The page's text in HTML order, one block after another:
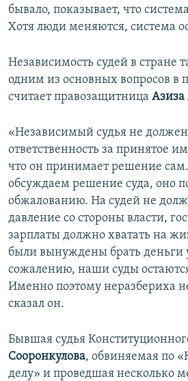
бывало, показывает, что
Хотя люди меняются, система
Независимость судей в стране
одним из основных вопросов в
считает правозащитница Азиза
«Независимый судья не
ответственность за принятое
что он принимает решение
обсуждаем решение суда, оно
обжалованию. На судей не
давление со стороны власти,
зарплаты должно хватать на
были вынуждены брать деньги
сожалению, наши суды
Именно поэтому неразбериха
сказал он.
Бывшая судья
Сооронкулова, обвиняемая по
делу» и проведшая несколько